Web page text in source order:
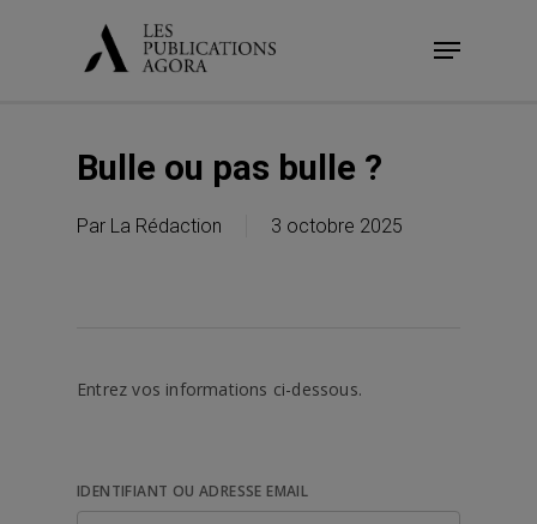
Menu
Bulle ou pas bulle ?
Par La Rédaction 3 octobre 2025
Entrez vos informations ci-dessous.
IDENTIFIANT OU ADRESSE EMAIL